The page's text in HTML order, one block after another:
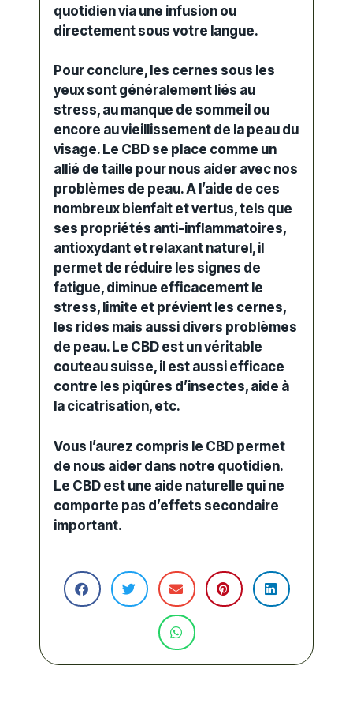
quotidien via une infusion ou
directement sous votre langue.
Pour conclure, les cernes sous les
yeux sont généralement liés au
stress, au manque de sommeil ou
encore au vieillissement de la peau du
visage. Le CBD se place comme un
allié de taille pour nous aider avec nos
problèmes de peau. A l’aide de ces
nombreux bienfait et vertus, tels que
ses propriétés anti-inflammatoires,
antioxydant et relaxant naturel, il
permet de réduire les signes de
fatigue, diminue efficacement le
stress, limite et prévient les cernes,
les rides mais aussi divers problèmes
de peau. Le CBD est un véritable
couteau suisse, il est aussi efficace
contre les piqûres d’insectes, aide à
la cicatrisation, etc.
Vous l’aurez compris le CBD permet
de nous aider dans notre quotidien.
Le CBD est une aide naturelle qui ne
comporte pas d’effets secondaire
important.